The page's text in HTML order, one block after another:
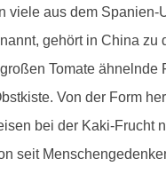
viele aus dem
gehört in China
Tomate ähnelnde
Von der Form
bei der Kaki-Frucht
seit